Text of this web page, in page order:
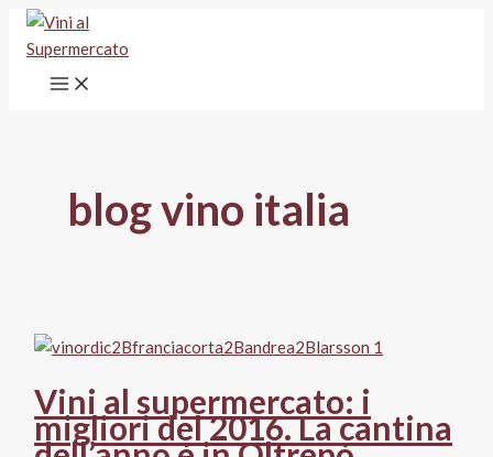
Vai
contenuto
blog vino italia
Vini al supermercato: i
migliori del 2016. La cantina